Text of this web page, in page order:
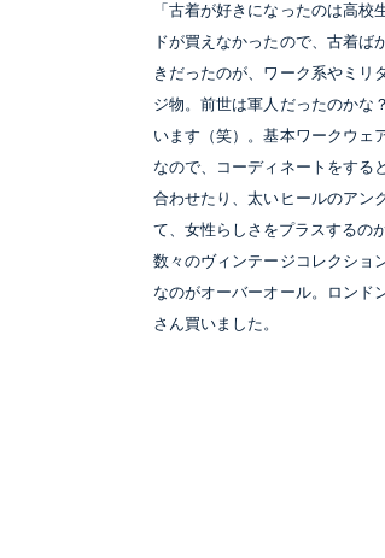
「古着が好きになったのは高
ドが買えなかったので、古着ば
きだったのが、ワーク系やミリ
ジ物。前世は軍人だったのかな
います（笑）。基本ワークウェ
なので、コーディネートをする
合わせたり、太いヒールのアン
て、女性らしさをプラスするの
数々のヴィンテージコレクショ
なのがオーバーオール。ロンド
さん買いました。